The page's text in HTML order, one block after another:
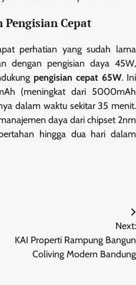
Pengisian Cepat
perhatian yang sudah lama
dengan pengisian daya 45W,
pengisian cepat 65W. Ini
(meningkat dari 5000mAh
dalam waktu sekitar 35 menit.
daya dari chipset 2nm
hingga dua hari dalam
Next:
KAI Properti Rampung Bangun
Coliving Modern Bandung